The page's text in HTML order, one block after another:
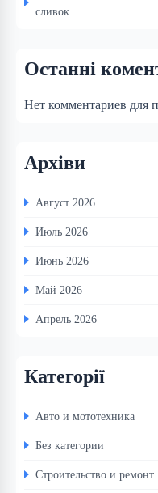
сливок
Останні
Нет комментариев для
Архіви
Август 2026
Июль 2026
Июнь 2026
Май 2026
Апрель 2026
Категорії
Авто и мототехника
Без категории
Строительство и ремонт